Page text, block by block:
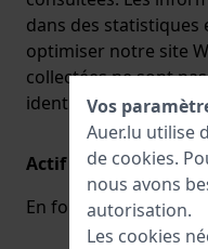
dans des
optimiser notre site
collectées ne sont
identifier le visiteur
Actif combien de
En fonction de la
Vos
Auer.lu utilise
de cookies.
nous avons
autorisation.
Les cookies